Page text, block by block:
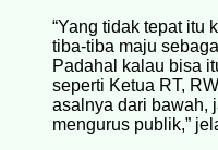
“Yang tidak tepat itu
tiba-tiba maju
Padahal kalau bisa
seperti Ketua RT,
asalnya dari bawah,
mengurus publik,”